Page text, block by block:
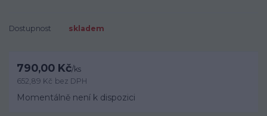
Dostupnost skladem
790,00 Kč/ks
652,89 Kč bez DPH
Momentálně není k dispozici